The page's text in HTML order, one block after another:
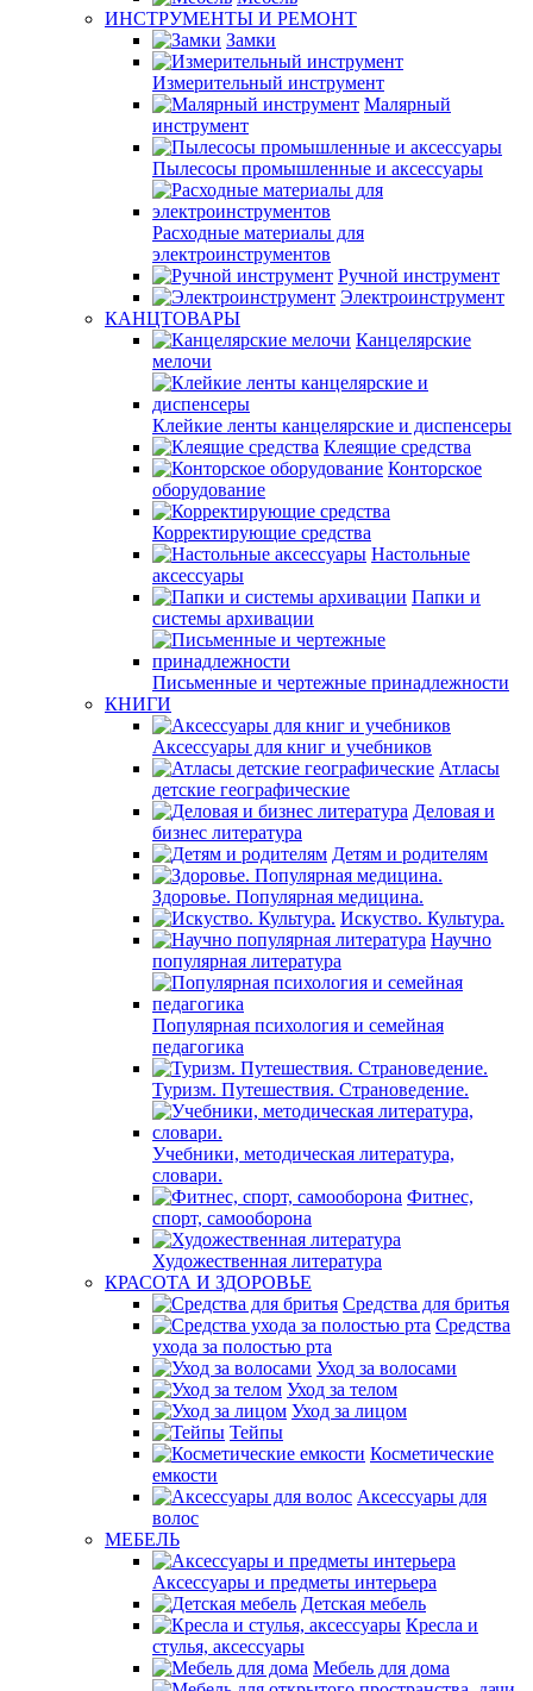
ИНСТРУМЕНТЫ И РЕМОНТ
Замки
Измерительный инструмент
Малярный
инструмент
Пылесосы промышленные и аксессуары
Расходные материалы для
электроинструментов
Ручной инструмент
Электроинструмент
КАНЦТОВАРЫ
Канцелярские
мелочи
Клейкие ленты канцелярские и диспенсеры
Клеящие средства
Конторское
оборудование
Корректирующие средства
Настольные
аксессуары
Папки и
системы архивации
Письменные и чертежные принадлежности
КНИГИ
Аксессуары для книг и учебников
Атласы
детские географические
Деловая и
бизнес литература
Детям и родителям
Здоровье. Популярная медицина.
Искуство. Культура.
Научно
популярная литература
Популярная психология и семейная
педагогика
Туризм. Путешествия. Страноведение.
Учебники, методическая литература,
словари.
Фитнес,
спорт, самооборона
Художественная литература
КРАСОТА И ЗДОРОВЬЕ
Средства для бритья
Средства
ухода за полостью рта
Уход за волосами
Уход за телом
Уход за лицом
Тейпы
Косметические
емкости
Аксессуары для
волос
МЕБЕЛЬ
Аксессуары и предметы интерьера
Детская мебель
Кресла и
стулья, аксессуары
Мебель для дома